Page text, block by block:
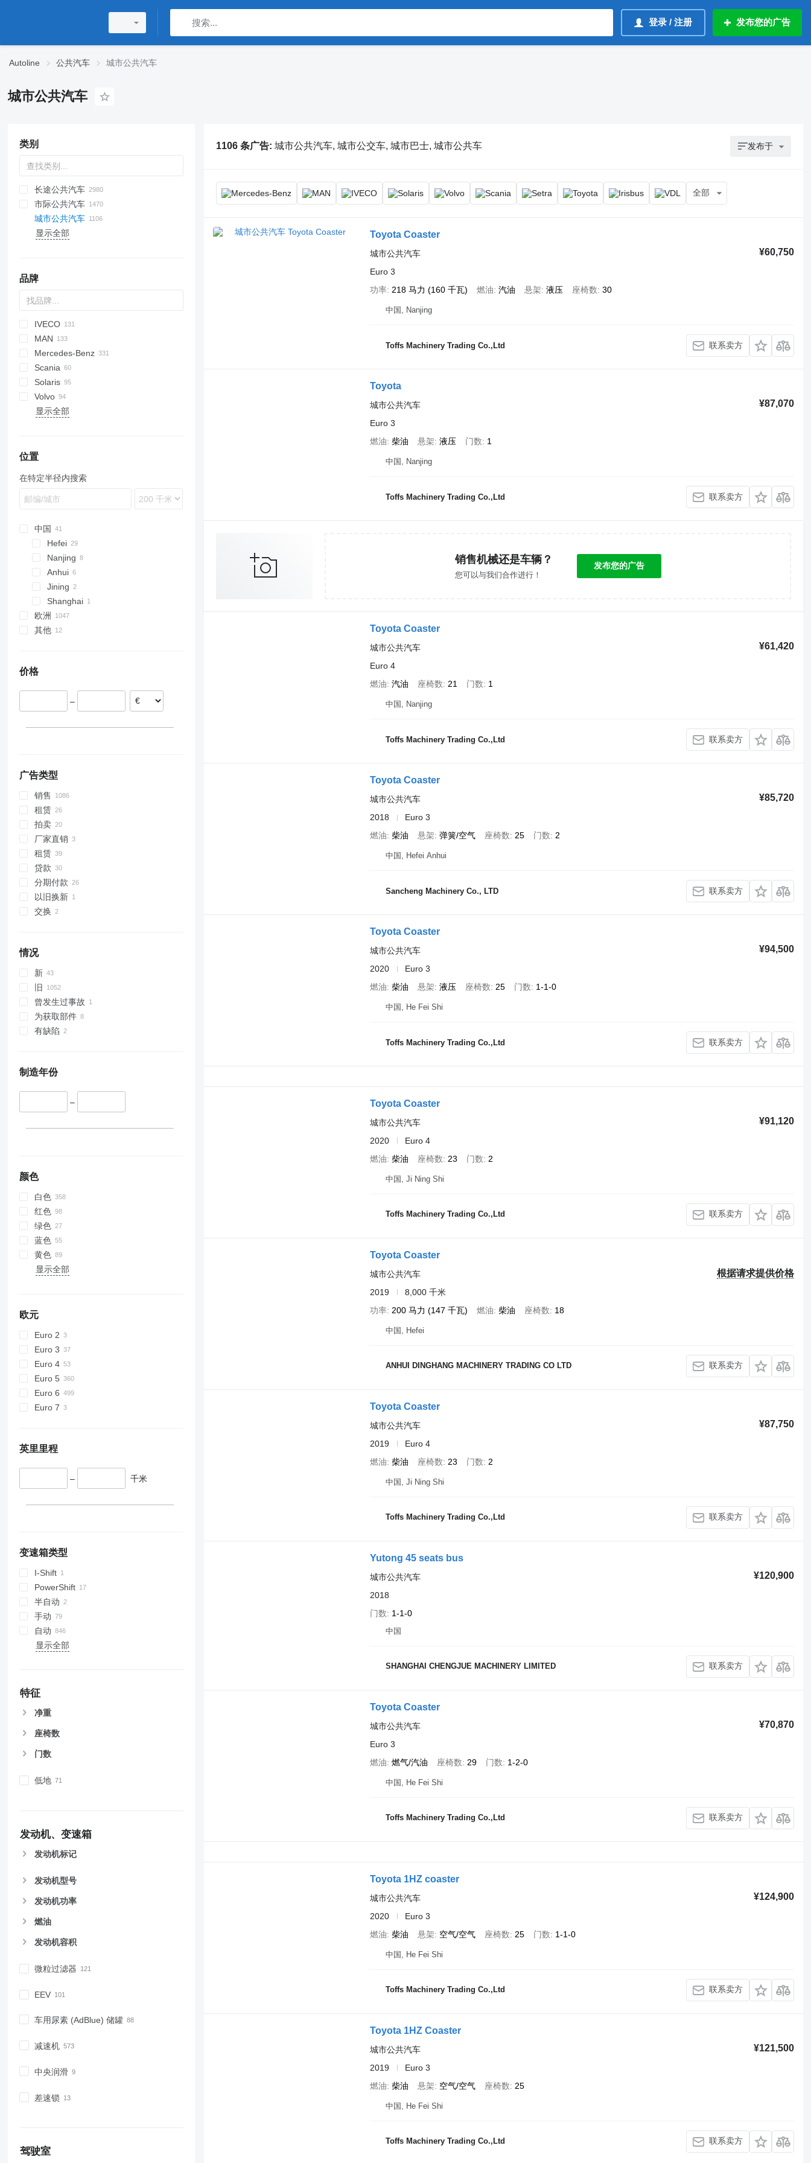
登录 / 注册 发布您的广告
Autoline 公共汽车 城市公共汽车
城市公共汽车
类别
长途公共汽车
市际公共汽车
城市公共汽车
显示全部
品牌
Probus
IVECO
Crossway
Daily
Mobi
Wing
Ares
Citelis
Crossway
Recreo
I-series
Erga
Novo
XMQ
MAN
A-series
LE
Lion's series
NL series
TGE
203
206
Mercedes-Benz
Citaro
Conecto
Integro
Intouro
Civilian
Navigo
Vectio
Master
Scania
Interlink
K-series
Vest
S-series
Solaris
Alpino
Urbino
MD
Tourmalin
Coaster
Ambassador
Ambassador
A-series
Crafter
Volvo
7700
B-series
显示全部
位置
在特定半径内搜索
中国
Hefei
Nanjing
Anhui
Jining
Shanghai
欧洲
荷兰
其他
价格
–
广告类型
销售
租赁
拍卖
厂家直销
租赁
贷款
分期付款
以旧换新
交换
情况
新
旧
曾发生过事故
为获取部件
有缺陷
制造年份
–
颜色
白色
红色
绿色
蓝色
黄色
显示全部
欧元
Euro 2
Euro 3
Euro 4
Euro 5
Euro 6
Euro 7
英里里程
– 千米
变速箱类型
I-Shift
PowerShift
半自动
手动
自动
显示全部
特征
净重
座椅数
门数
低地
发动机、变速箱
发动机标记
发动机型号
发动机功率
燃油
发动机容积
微粒过滤器
EEV
车用尿素 (AdBlue) 储罐
减速机
中央润滑
差速锁
驾驶室
1106 条广告: 城市公共汽车, 城市公交车, 城市巴士, 城市公共车 发布于
全部
Toyota Coaster
¥60,750
城市公共汽车
Euro 3
功率 218 马力 (160 千瓦) 燃油 汽油 悬架 液压 座椅数 30
中国, Nanjing
Toffs Machinery Trading Co.,Ltd 联系卖方
Toyota
¥87,070
城市公共汽车
Euro 3
燃油 柴油 悬架 液压 门数 1
中国, Nanjing
Toffs Machinery Trading Co.,Ltd 联系卖方
销售机械还是车辆？
您可以与我们合作进行！
发布您的广告
Toyota Coaster
¥61,420
城市公共汽车
Euro 4
燃油 汽油 座椅数 21 门数 1
中国, Nanjing
Toffs Machinery Trading Co.,Ltd 联系卖方
Toyota Coaster
¥85,720
城市公共汽车
2018
Euro 3
燃油 柴油 悬架 弹簧/空气 座椅数 25 门数 2
中国, Hefei Anhui
Sancheng Machinery Co., LTD 联系卖方
Toyota Coaster
¥94,500
城市公共汽车
2020
Euro 3
燃油 柴油 悬架 液压 座椅数 25 门数 1-1-0
中国, He Fei Shi
Toffs Machinery Trading Co.,Ltd 联系卖方
Toyota Coaster
¥91,120
城市公共汽车
2020
Euro 4
燃油 柴油 座椅数 23 门数 2
中国, Ji Ning Shi
Toffs Machinery Trading Co.,Ltd 联系卖方
Toyota Coaster
根据请求提供价格
城市公共汽车
2019
8,000 千米
功率 200 马力 (147 千瓦) 燃油 柴油 座椅数 18
中国, Hefei
ANHUI DINGHANG MACHINERY TRADING CO LTD 联系卖方
Toyota Coaster
¥87,750
城市公共汽车
2019
Euro 4
燃油 柴油 座椅数 23 门数 2
中国, Ji Ning Shi
Toffs Machinery Trading Co.,Ltd 联系卖方
Yutong 45 seats bus
¥120,900
城市公共汽车
2018
门数
1-1-0
中国
SHANGHAI CHENGJUE MACHINERY LIMITED 联系卖方
Toyota Coaster
¥70,870
城市公共汽车
Euro 3
燃油 燃气/汽油 座椅数 29 门数 1-2-0
中国, He Fei Shi
Toffs Machinery Trading Co.,Ltd 联系卖方
Toyota 1HZ coaster
¥124,900
城市公共汽车
2020
Euro 3
燃油 柴油 悬架 空气/空气 座椅数 25 门数 1-1-0
中国, He Fei Shi
Toffs Machinery Trading Co.,Ltd 联系卖方
Toyota 1HZ Coaster
¥121,500
城市公共汽车
2019
Euro 3
燃油 柴油 悬架 空气/空气 座椅数 25
中国, He Fei Shi
Toffs Machinery Trading Co.,Ltd 联系卖方